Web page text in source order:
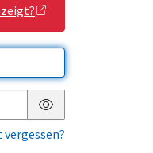
Passwort anzeigen
vergessen?